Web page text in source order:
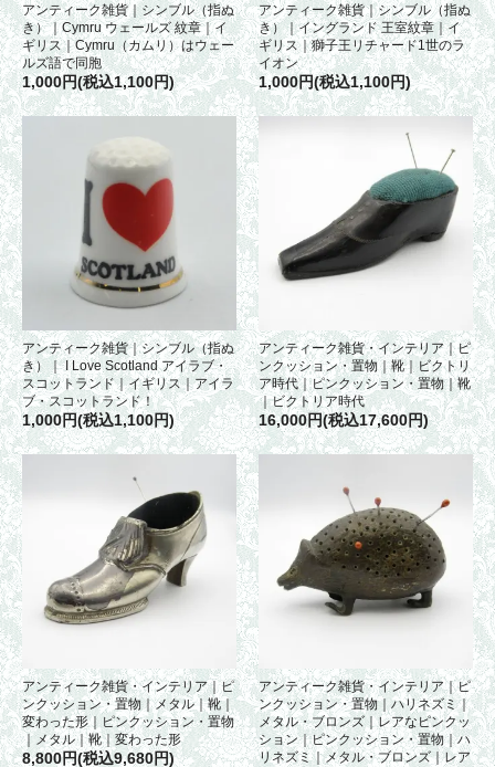
アンティーク雑貨｜シンブル（指ぬ
き）｜Cymru ウェールズ 紋章｜イ
ギリス｜Cymru（カムリ）はウェー
ルズ語で同胞
1,000円(税込1,100円)
アンティーク雑貨｜シンブル（指ぬ
き）｜イングランド 王室紋章｜イ
ギリス｜獅子王リチャード1世のラ
イオン
1,000円(税込1,100円)
アンティーク雑貨｜シンブル（指ぬ
き）｜ I Love Scotland アイラブ・
スコットランド｜イギリス｜アイラ
ブ・スコットランド！
1,000円(税込1,100円)
アンティーク雑貨・インテリア｜ピ
ンクッション・置物｜靴｜ビクトリ
ア時代｜ピンクッション・置物｜靴
｜ビクトリア時代
16,000円(税込17,600円)
アンティーク雑貨・インテリア｜ピ
ンクッション・置物｜メタル｜靴｜
変わった形｜ピンクッション・置物
｜メタル｜靴｜変わった形
8,800円(税込9,680円)
アンティーク雑貨・インテリア｜ピ
ンクッション・置物｜ハリネズミ｜
メタル・ブロンズ｜レアなピンクッ
ション｜ピンクッション・置物｜ハ
リネズミ｜メタル・ブロンズ｜レア